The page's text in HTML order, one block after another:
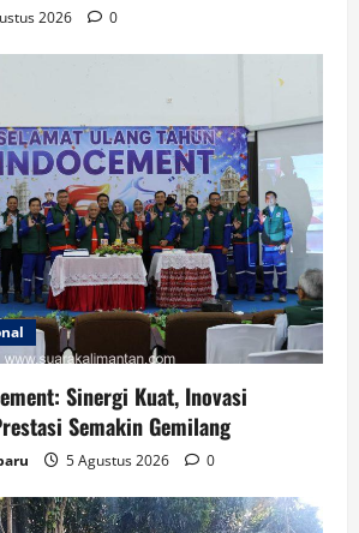
2026 0
Sinergi Kuat, Inovasi
Semakin Gemilang
5 Agustus 2026 0